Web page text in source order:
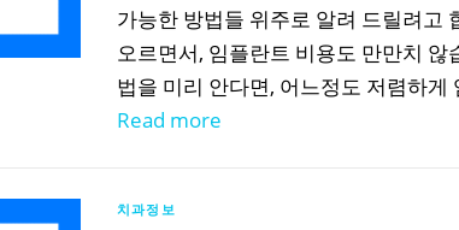
가능한 방법들 위주로 알려 드릴려고
오르면서, 임플란트 비용도 만만치 않
법을 미리 안다면, 어느정도 저렴하게
Read more
치과정보